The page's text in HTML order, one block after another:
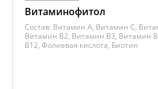
Витаминофитол
Состав: Витамин A, Витамин C,
Витамин B2, Витамин B3, Витамин
B12, Фолиевая кислота, Биотин